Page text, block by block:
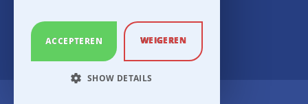
ACCEPTEREN WEIGEREN
SHOW DETAILS